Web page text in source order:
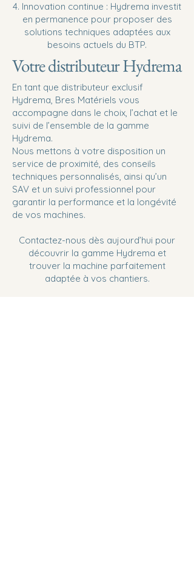
Innovation continue : Hydrema investit
en permanence pour proposer des
solutions techniques adaptées aux
besoins actuels du BTP.
Votre distributeur Hydrema
En tant que distributeur exclusif
Hydrema, Bres Matériels vous
accompagne dans le choix, l’achat et le
suivi de l’ensemble de la gamme
Hydrema.
Nous mettons à votre disposition un
service de proximité, des conseils
techniques personnalisés, ainsi qu’un
SAV et un suivi professionnel pour
garantir la performance et la longévité
de vos machines.
Contactez-nous dès aujourd’hui pour
découvrir la gamme Hydrema et
trouver la machine parfaitement
adaptée à vos chantiers.